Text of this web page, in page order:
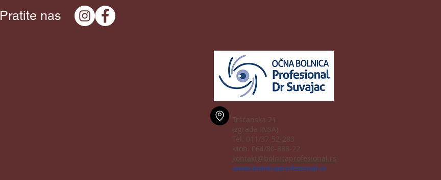
Pratite nas
Tršćanska 21
(zgrada INSA)
Tel. 011/37-52-283
Mob. 064/80-888-22
kontakt@bolnicaprofesional.rs
www.bolnicaprofesional.rs